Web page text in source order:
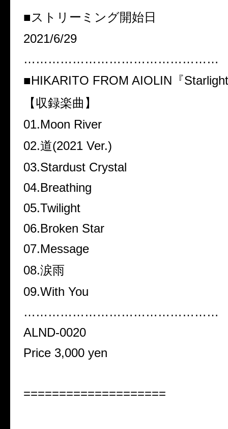
■ストリーミング開始日
2021/6/29
…………………………………………
■HIKARITO FROM AIOLIN 『
【収録楽曲】
01.Moon River
02.道(2021 Ver.)
03.Stardust Crystal
04.Breathing
05.Twilight
06.Broken Star
07.Message
08.涙雨
09.With You
…………………………………………
ALND-0020
Price 3,000 yen
====================